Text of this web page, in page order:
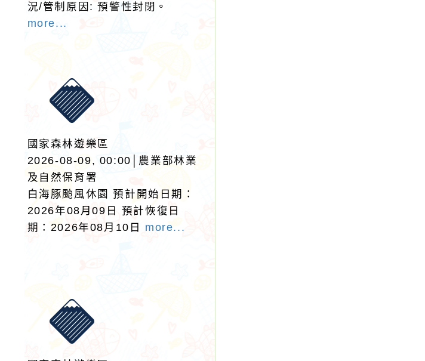
況/管制原因: 預警性封閉。
more...
國家森林遊樂區
2026-08-09, 00:00│農業部林業
及自然保育署
白海豚颱風休園 預計開始日期：
2026年08月09日 預計恢復日
期：2026年08月10日 more...